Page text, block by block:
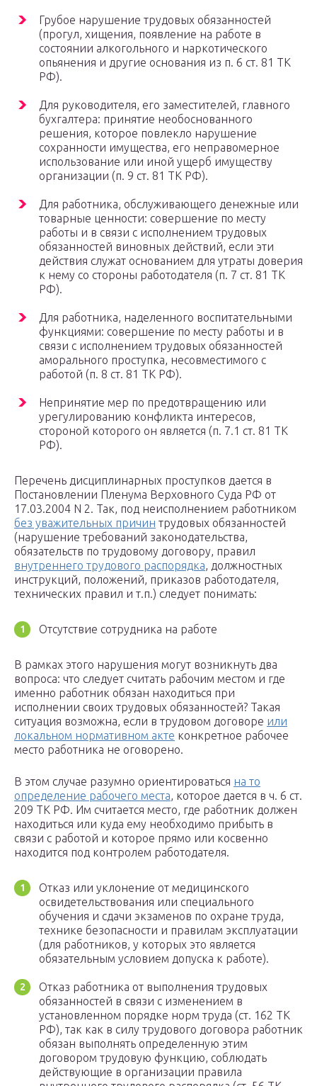
Грубое нарушение трудовых обязанностей
(прогул, хищения, появление на работе в
состоянии алкогольного и наркотического
опьянения и другие основания из п. 6 ст. 81 ТК
РФ).
Для руководителя, его заместителей, главного
бухгалтера: принятие необоснованного
решения, которое повлекло нарушение
сохранности имущества, его неправомерное
использование или иной ущерб имуществу
организации (п. 9 ст. 81 ТК РФ).
Для работника, обслуживающего денежные или
товарные ценности: совершение по месту
работы и в связи с исполнением трудовых
обязанностей виновных действий, если эти
действия служат основанием для утраты доверия
к нему со стороны работодателя (п. 7 ст. 81 ТК
РФ).
Для работника, наделенного воспитательными
функциями: совершение по месту работы и в
связи с исполнением трудовых обязанностей
аморального проступка, несовместимого с
работой (п. 8 ст. 81 ТК РФ).
Непринятие мер по предотвращению или
урегулированию конфликта интересов,
стороной которого он является (п. 7.1 ст. 81 ТК
РФ).
Перечень дисциплинарных проступков дается в
Постановлении Пленума Верховного Суда РФ от
17.03.2004 N 2. Так, под неисполнением работником
без уважительных причин трудовых обязанностей
(нарушение требований законодательства,
обязательств по трудовому договору, правил
внутреннего трудового распорядка, должностных
инструкций, положений, приказов работодателя,
технических правил и т.п.) следует понимать:
Отсутствие сотрудника на работе
В рамках этого нарушения могут возникнуть два
вопроса: что следует считать рабочим местом и где
именно работник обязан находиться при
исполнении своих трудовых обязанностей? Такая
ситуация возможна, если в трудовом договоре или
локальном нормативном акте конкретное рабочее
место работника не оговорено.
В этом случае разумно ориентироваться на то
определение рабочего места, которое дается в ч. 6 ст.
209 ТК РФ. Им считается место, где работник должен
находиться или куда ему необходимо прибыть в
связи с работой и которое прямо или косвенно
находится под контролем работодателя.
Отказ или уклонение от медицинского
освидетельствования или специального
обучения и сдачи экзаменов по охране труда,
технике безопасности и правилам эксплуатации
(для работников, у которых это является
обязательным условием допуска к работе).
Отказ работника от выполнения трудовых
обязанностей в связи с изменением в
установленном порядке норм труда (ст. 162 ТК
РФ), так как в силу трудового договора работник
обязан выполнять определенную этим
договором трудовую функцию, соблюдать
действующие в организации правила